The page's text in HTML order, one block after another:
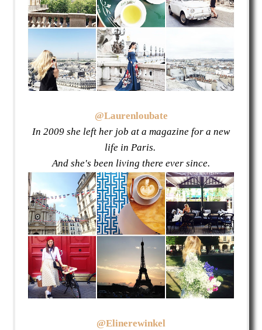
@Laurenloubate
In 2009 she left her job at a magazine for a new
life in Paris.
And she's been living there ever since.
@Elinerewinkel